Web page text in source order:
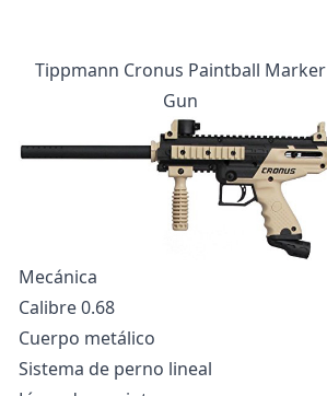
Tippmann Cronus Paintball Marker
Gun
Mecánica
Calibre 0.68
Cuerpo metálico
Sistema de perno lineal